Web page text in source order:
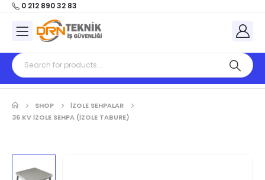
0 212 890 32 83
SHOP
İZOLE SEHPALAR
36 KV İZOLE SEHPA (IZOLE TABURE)